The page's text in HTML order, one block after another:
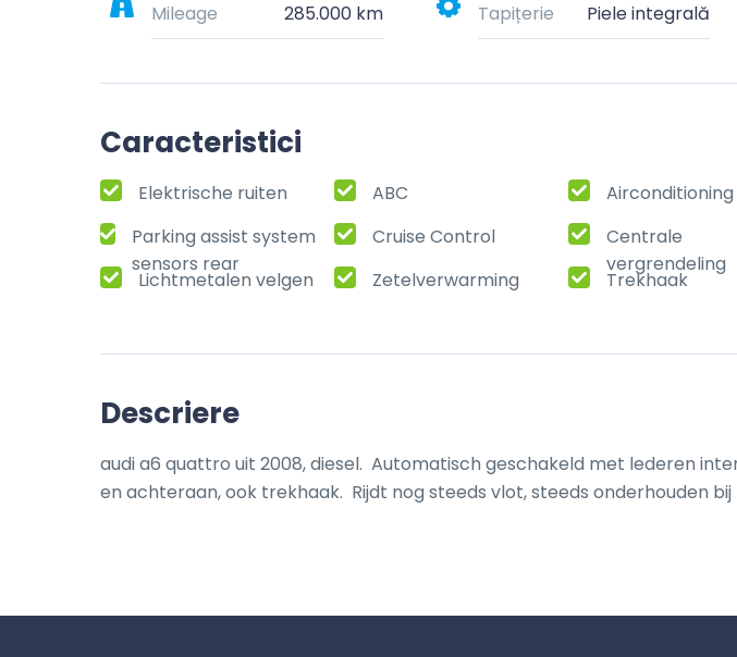
Mileage
285.000 km Tapițerie Piele integrală
Caracteristici
Elektrische ruiten ABC Airconditioning
Parking assist system
sensors rear
Cruise Control
Centrale
vergrendeling
Lichtmetalen velgen Zetelverwarming Trekhaak
Descriere
audi a6 quattro uit 2008, diesel.  Automatisch geschakeld met lederen
en achteraan, ook trekhaak.  Rijdt nog steeds vlot, steeds onderhouden